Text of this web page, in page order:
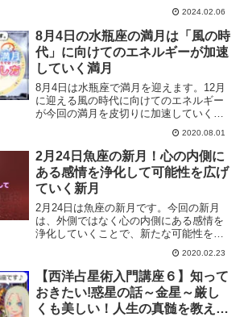
2024.02.06
8月4日の水瓶座の満月は「風の時
代」に向けてのエネルギーが加速
していく満月
8月4日は水瓶座で満月を迎えます。12月
に迎える風の時代に向けてのエネルギー
が今回の満月を皮切りに加速していく満
月になります。ホロスコープを交えて、
水瓶座の満月の詳細情報や水瓶座の満月
のパワーについて解説します。
2020.08.01
2月24日魚座の新月！心の内側に
ある感情を浄化して可能性を広げ
ていく新月
2月24日は魚座の新月です。今回の新月
は、外側ではなく心の内側にある感情を
浄化していくことで、新たな可能性を広
げていくことができる新月です。うお座
の新月の詳細情報を、ホロスコープを交
えて解説していきます。
2020.02.23
【西洋占星術入門講座６】知って
おきたい!惑星の話～金星～厳し
くも美しい！人生の真髄を教えて